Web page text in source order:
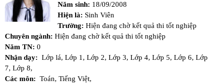
Năm sinh: 18/09/2008
Hiện là: Sinh Viên
Trường: Hiện đang chờ kết quả thi tốt nghiệp
Chuyên ngành: Hiện đang chờ kết quả thi tốt nghiệp
Năm TN: 0
Nhận dạy: Lớp lá, Lớp 1, Lớp 2, Lớp 3, Lớp 4, Lớp 5, Lớp 6, Lớp
7, Lớp 8,
Các môn: Toán, Tiếng Việt,